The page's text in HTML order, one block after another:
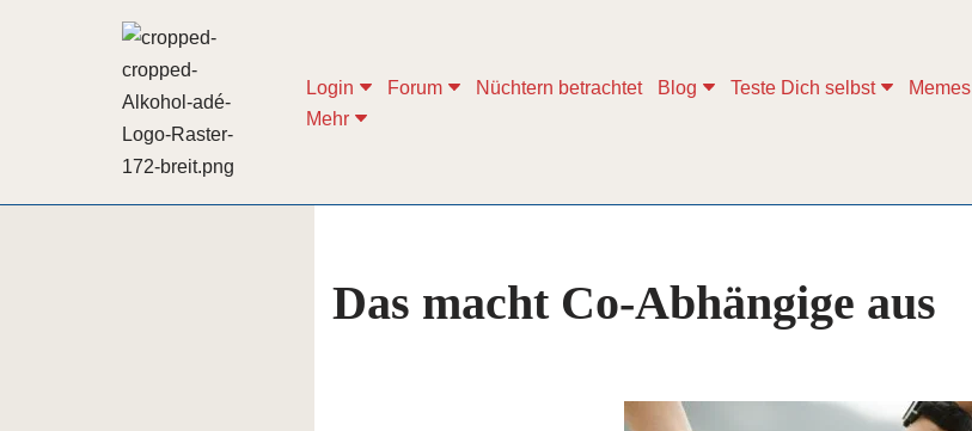
Login Forum Nüchtern betrachtet Blog Teste Dich selbst Memes
Mehr
Das macht Co-Abhängige aus